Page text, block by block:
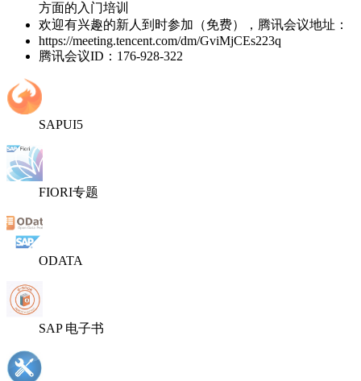
方面的入门培训
欢迎有兴趣的新人到时参加（免费），腾讯会议地址：
https://meeting.tencent.com/dm/GviMjCEs223q
腾讯会议ID：176-928-322
SAPUI5
FIORI专题
ODATA
SAP 电子书